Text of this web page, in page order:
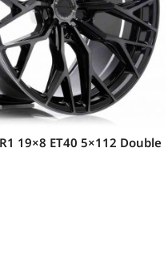
19×8 ET40 5×112 Double